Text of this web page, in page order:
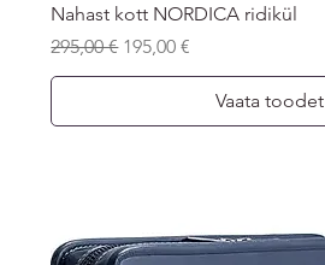
Nahast kott NORDICA ridikül
Regular Price
295,00 € Sale Price
195,00 €
Vaata toodet